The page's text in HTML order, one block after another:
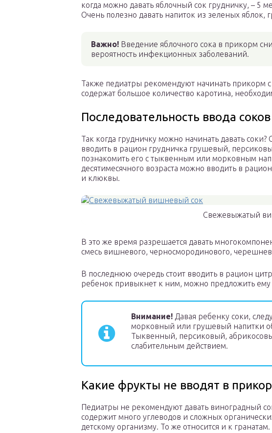
когда можно давать яблочный сок грудничку, – 5
Очень полезно давать напиток из зеленых яблок,
Важно! Введение яблочного сока в прикорм
вероятность инфекционных заболеваний.
Также педиатры рекомендуют начинать прикорм
содержат большое количество каротина,
Последовательность ввода соков
Так когда грудничку можно начинать давать
вводить в рацион грудничка грушевый,
познакомить его с тыквенным или морковным
десятимесячного возраста можно вводить в
и клюквы.
Свежевыжатый
В это же время разрешается давать
смесь вишневого, черносмородинового,
В последнюю очередь стоит вводить в рацион
ребенок привыкнет к ним, можно предложить ему
Внимание! Давая ребенку соки,
морковный или грушевый напитки
Тыквенный, персиковый,
слабительным действием.
Какие фрукты не вводят в
Педиатры не рекомендуют давать виноградный
содержит много углеводов и сложных
детскому организму. То же относится и к гранатам.